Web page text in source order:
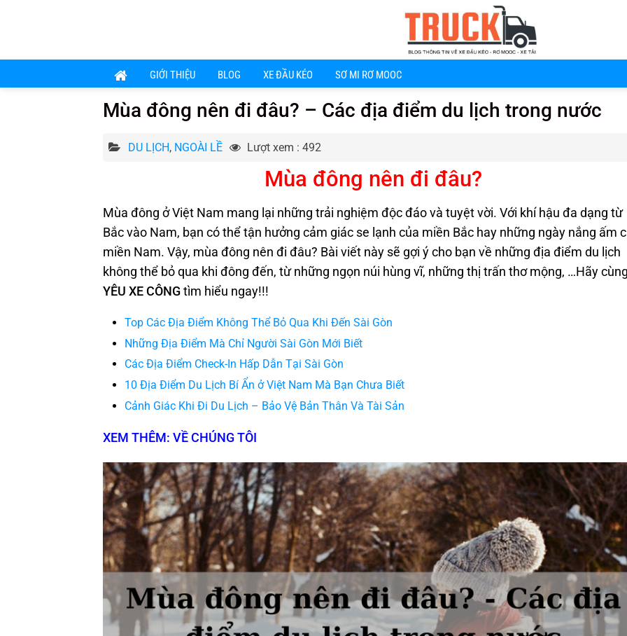
dung
GIỚI THIỆU BLOG XE ĐẦU KÉO SƠ MI RƠ MOOC
Mùa đông nên đi đâu? – Các địa điểm du lịch trong nước
DU LỊCH, NGOÀI LỀ Lượt xem : 492
Mùa đông nên đi đâu?
Mùa đông ở Việt Nam mang lại những trải nghiệm độc đáo và tuyệt vời. Với khí hậu đa dạng từ
Bắc vào Nam, bạn có thể tận hưởng cảm giác se lạnh của miền Bắc hay những ngày nắng ấm
miền Nam. Vậy, mùa đông nên đi đâu? Bài viết này sẽ gợi ý cho bạn về những địa điểm du lịch
không thể bỏ qua khi đông đến, từ những ngọn núi hùng vĩ, những thị trấn thơ mộng, …Hãy
YÊU XE CÔNG tìm hiểu ngay!!!
Top Các Địa Điểm Không Thể Bỏ Qua Khi Đến Sài Gòn
Những Địa Điểm Mà Chỉ Người Sài Gòn Mới Biết
Các Địa Điểm Check-In Hấp Dẫn Tại Sài Gòn
10 Địa Điểm Du Lịch Bí Ẩn ở Việt Nam Mà Bạn Chưa Biết
Cảnh Giác Khi Đi Du Lịch – Bảo Vệ Bản Thân Và Tài Sản
XEM THÊM: VỀ CHÚNG TÔI